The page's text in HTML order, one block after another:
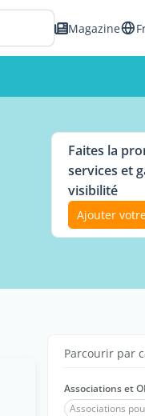
Magazine
Faites la
services et
visibilité
Ajouter
Parcourir par
Associations et
Associations